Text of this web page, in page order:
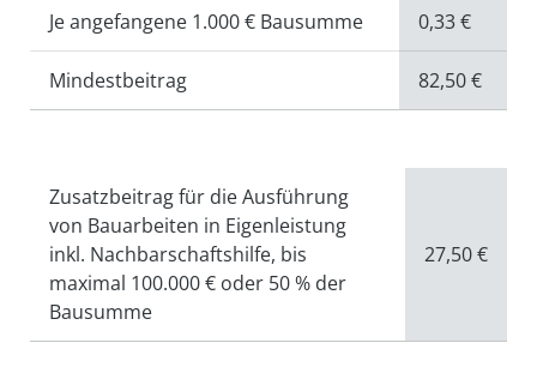
Je angefangene 1.000 € Bausumme 0,33 €
Mindestbeitrag 82,50 €
Zusatzbeitrag für die Ausführung
von Bauarbeiten in Eigenleistung
inkl. Nachbarschaftshilfe, bis
maximal 100.000 € oder 50 % der
Bausumme
27,50 €